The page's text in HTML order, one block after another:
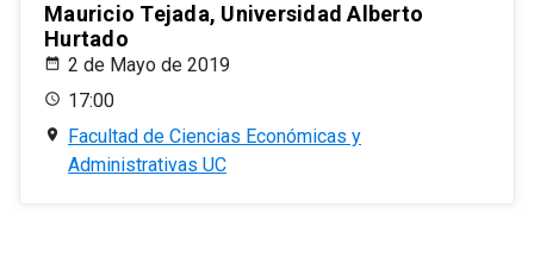
Mauricio Tejada, Universidad Alberto
Hurtado
2 de Mayo de 2019
17:00
Facultad de Ciencias Económicas y
Administrativas UC